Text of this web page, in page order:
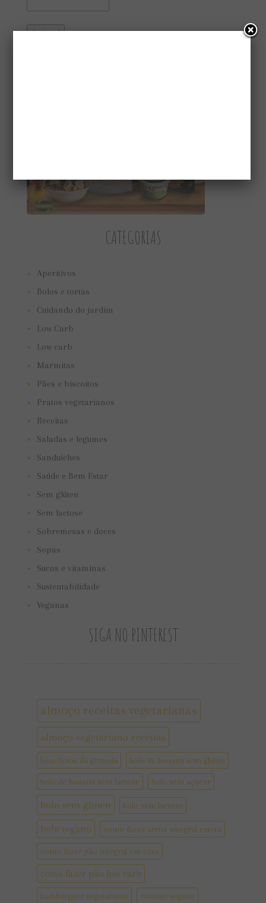
CATEGORIAS
Aperitivos
Bolos e tortas
Cuidando do jardim
Low Carb
Low carb
Marmitas
Pães e biscoitos
Pratos vegetarianos
Receitas
Saladas e legumes
Sanduíches
Saúde e Bem Estar
Sem glúten
Sem lactose
Sobremesas e doces
Sopas
Sucos e vitaminas
Sustentabilidade
Veganas
SIGA NO PINTEREST
almoço receitas vegetarianas
almoço vegetariano receitas
benefícios da granola bolo de banana sem gluten
bolo de banana sem lactose bolo sem açúcar
bolo sem gluten bolo sem lactose
bolo vegano como fazer arroz integral cateto
como fazer pão integral em casa
como fazer pão low carb
hamburguer vegetariano mousse vegana